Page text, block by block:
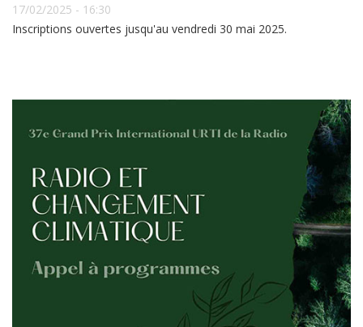
17/02/2025 - 16:30
Inscriptions ouvertes jusqu'au vendredi 30 mai 2025.